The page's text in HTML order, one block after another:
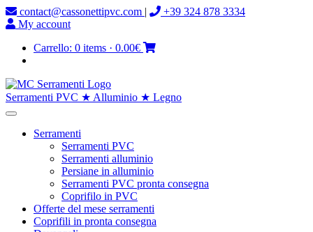
contact@cassonettipvc.com |
+39 324 878 3334
My account
Carrello: 0 items · 0.00€
Serramenti PVC ★ Alluminio ★ Legno
Serramenti
Serramenti PVC
Serramenti alluminio
Persiane in alluminio
Serramenti PVC pronta consegna
Coprifilo in PVC
Offerte del mese serramenti
Coprifili in pronta consegna